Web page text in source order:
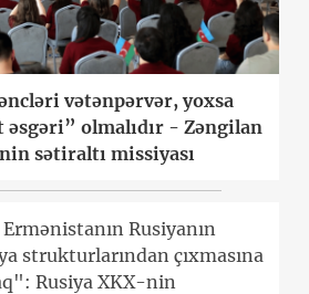
vətənpərvər, yoxsa
əsgəri” olmalıdır - Zəngilan
sətiraltı missiyası
Rusiyanın
strukturlarından çıxmasına
Rusiya XKX-nin